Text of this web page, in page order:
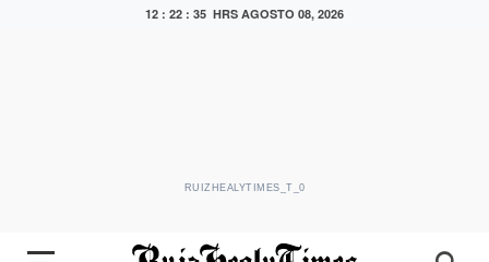
12 : 22 : 36 HRS AGOSTO 08, 2026
RUIZHEALYTIMES_T_0